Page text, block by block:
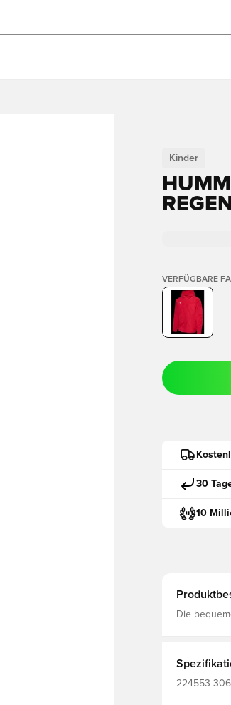
Kinder
VERFÜGBARE
30
10
Die
kühles
schnell
Passform
224553-